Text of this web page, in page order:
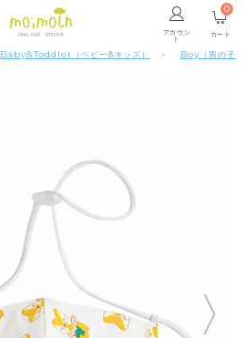
ONLINE STORE アカウン
ト カート
0
Baby&Toddler （ベビー&キッズ） Boy （男の子）